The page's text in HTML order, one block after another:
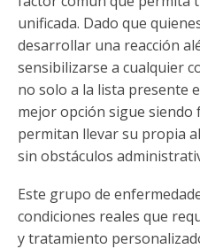
unificada. Dado que
desarrollar una reacción
sensibilizarse a cualquier
no solo a la lista presente
mejor opción sigue siendo
permitan llevar su propia
sin obstáculos
Este grupo de
condiciones reales que
y tratamiento